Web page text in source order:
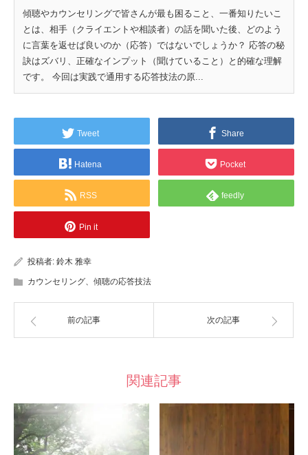
傾聴やカウンセリングで皆さんが最も困ること、一番知りたいこ
とは、相手（クライエントや相談者）の話を聞いた後、どのよう
に言葉を返せば良いのか（応答）ではないでしょうか？ 応答の秘
訣はズバリ、正確なインプット（聞けていること）と的確な理解
です。 今回は実践で通用する応答技法の原...
Tweet Share
Hatena Pocket
RSS feedly
Pin it
投稿者: 鈴木 雅幸
カウンセリング、傾聴の応答技法
前の記事 次の記事
関連記事